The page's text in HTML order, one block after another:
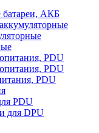
батареи, АКБ
PDU
PDU
PDU
PDU
для DPU